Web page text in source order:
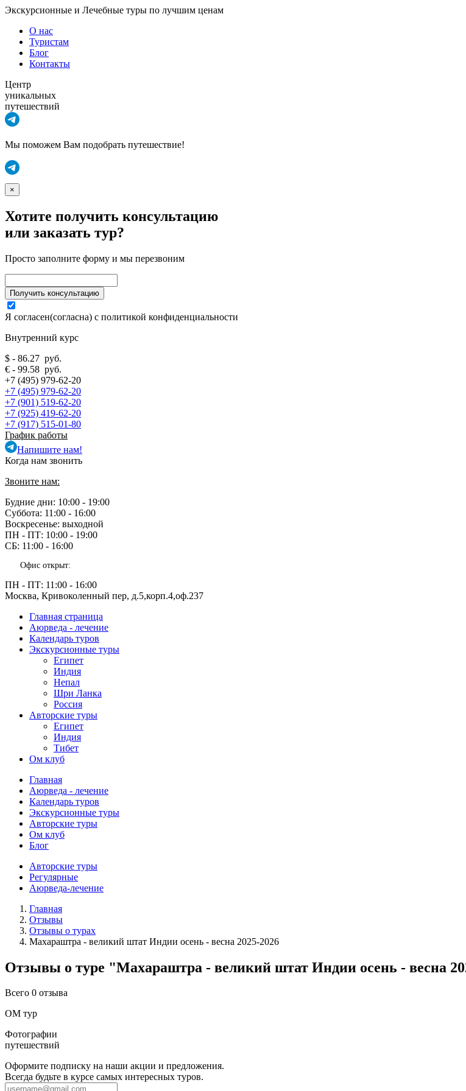
Экскурсионные и Лечебные туры по лучшим ценам
О нас
Туристам
Блог
Контакты
Центр
уникальных
путешествий
Мы поможем Вам подобрать путешествие!
×
Хотите получить консультацию
или заказать тур?
Просто заполните форму и мы перезвоним
Я согласен(согласна) с политикой конфиденциальности
Внутренний курс
$ - 86.27 руб.
€ - 99.58 руб.
+7 (495) 979-62-20
+7 (495) 979-62-20
+7 (901) 519-62-20
+7 (925) 419-62-20
+7 (917) 515-01-80
График работы
Напишите нам!
Когда нам звонить
Звоните нам:
Будние дни: 10:00 - 19:00
Суббота: 11:00 - 16:00
Воскресенье: выходной
ПН - ПТ: 10:00 - 19:00
СБ: 11:00 - 16:00
Офис открыт:
ПН - ПТ: 11:00 - 16:00
Москва, Кривоколенный пер, д.5,корп.4,оф.237
Главная страница
Аюрведа - лечение
Календарь туров
Экскурсионные туры
Египет
Индия
Непал
Шри Ланка
Россия
Авторские туры
Египет
Индия
Тибет
Ом клуб
Главная
Аюрведа - лечение
Календарь туров
Экскурсионные туры
Авторские туры
Ом клуб
Блог
Авторские туры
Регулярные
Аюрведа-лечение
Главная
Отзывы
Отзывы о турах
Махараштра - великий штат Индии осень - весна 2025-2026
Отзывы о туре "Махараштра - великий штат Индии осень - весна
Всего 0 отзыва
ОМ тур
Фотографии
путешествий
Оформите подписку на наши акции и предложения.
Всегда будьте в курсе самых интересных туров.